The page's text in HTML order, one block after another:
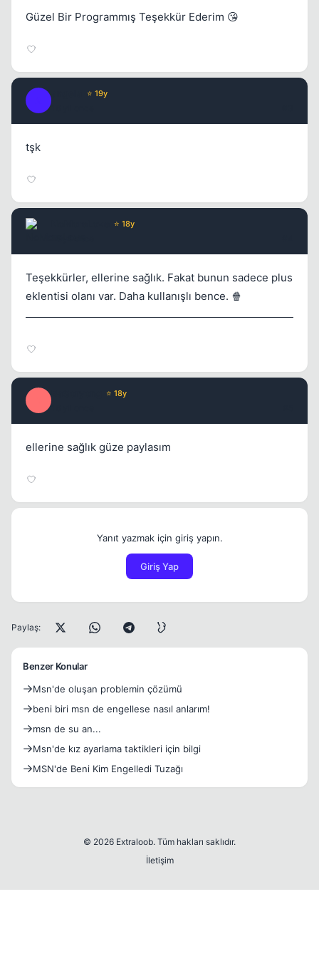
Güzel Bir Programmış Teşekkür Ederim 😘
⭐ 19y
tşk
⭐ 18y
Teşekkürler, ellerine sağlık. Fakat bunun sadece plus
eklentisi olanı var. Daha kullanışlı bence. 🍿
⭐ 18y
ellerine sağlık güze paylasım
Yanıt yazmak için giriş yapın.
Giriş Yap
Paylaş:
Benzer Konular
Msn'de oluşan problemin çözümü
beni biri msn de engellese nasıl anlarım!
msn de su an...
Msn'de kız ayarlama taktikleri için bilgi
MSN'de Beni Kim Engelledi Tuzağı
© 2026 Extraloob. Tüm hakları saklıdır.
İletişim